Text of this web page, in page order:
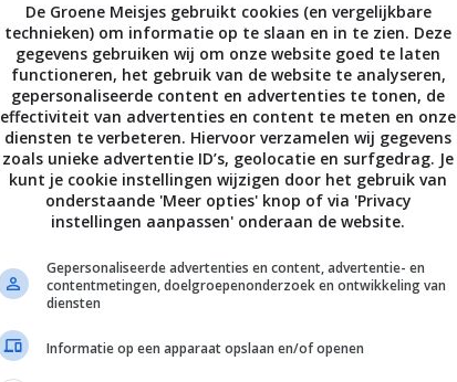
De Groene Meisjes gebruikt cookies (en vergelijkbare
technieken) om informatie op te slaan en in te zien. Deze
gegevens gebruiken wij om onze website goed te laten
functioneren, het gebruik van de website te analyseren,
gepersonaliseerde content en advertenties te tonen, de
effectiviteit van advertenties en content te meten en onze
diensten te verbeteren. Hiervoor verzamelen wij gegevens
zoals unieke advertentie ID’s, geolocatie en surfgedrag. Je
kunt je cookie instellingen wijzigen door het gebruik van
onderstaande 'Meer opties' knop of via 'Privacy
instellingen aanpassen' onderaan de website.
Gepersonaliseerde advertenties en content, advertentie- en
contentmetingen, doelgroepenonderzoek en ontwikkeling van
diensten
Informatie op een apparaat opslaan en/of openen